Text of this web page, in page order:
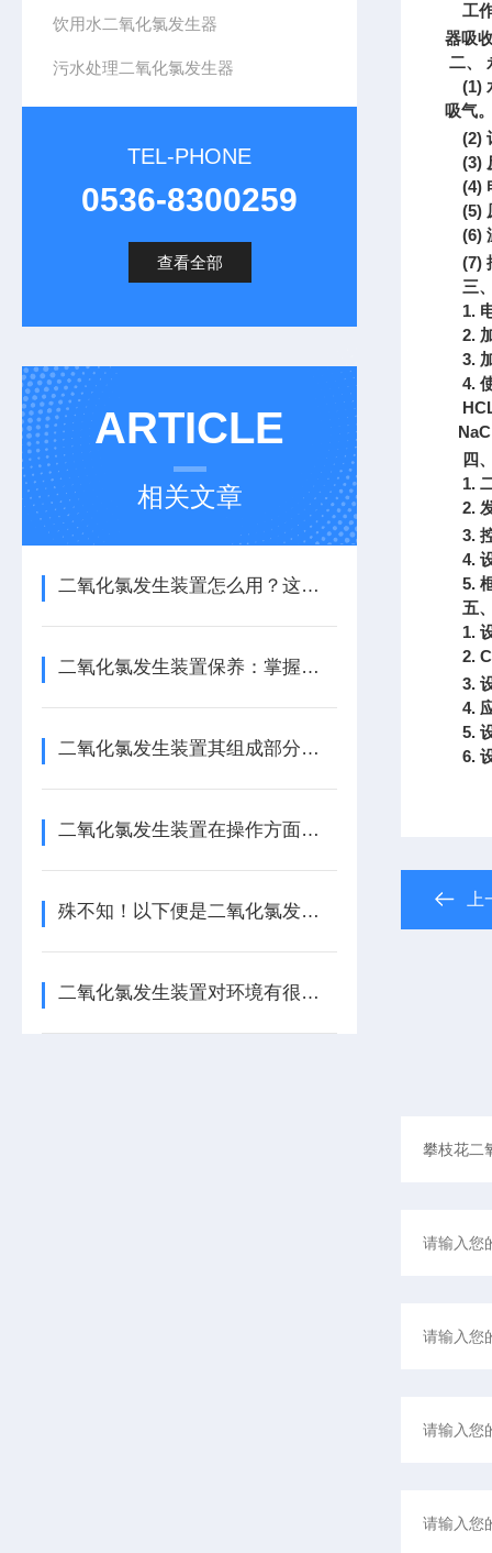
饮用水二氧化氯发生器
污水处理二氧化氯发生器
TEL-PHONE
0536-8300259
查看全部
ARTICLE
相关文章
二氧化氯发生装置怎么用？这份实操指南，让新手也能轻松上手！
二氧化氯发生装置保养：掌握这几招，让设备稳效运行更省心！
二氧化氯发生装置其组成部分通常包括以下几个主要系统或部件
二氧化氯发生装置在操作方面有以下指南！
殊不知！以下便是二氧化氯发生装置的特点所在！
二氧化氯发生装置对环境有很强的保护作用
工
器吸
二、
(1)
吸气
(2)
(3)
(4)
(5)
(6)
(7)
三
1.
2.
3.
4.
四
1.
2.
3.
4.
5.
五
1.
2.
3.
4.
5.
6.